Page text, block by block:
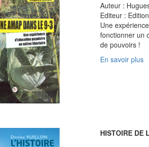
Auteur :
Editeur :
Une
fonctionner un
de pouvoirs !
En savoir plus
HISTOIRE DE